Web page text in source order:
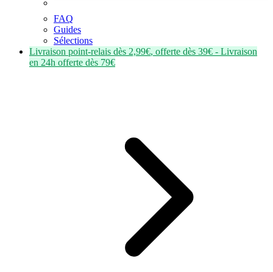
FAQ
Guides
Sélections
Livraison point-relais dès 2,99€, offerte dès 39€ - Livraison
en 24h offerte dès 79€